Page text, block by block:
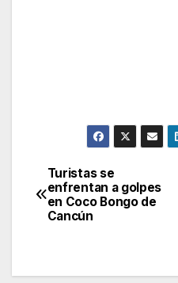
Post
navigation
Turistas se
enfrentan a golpes
en Coco Bongo de
Cancún